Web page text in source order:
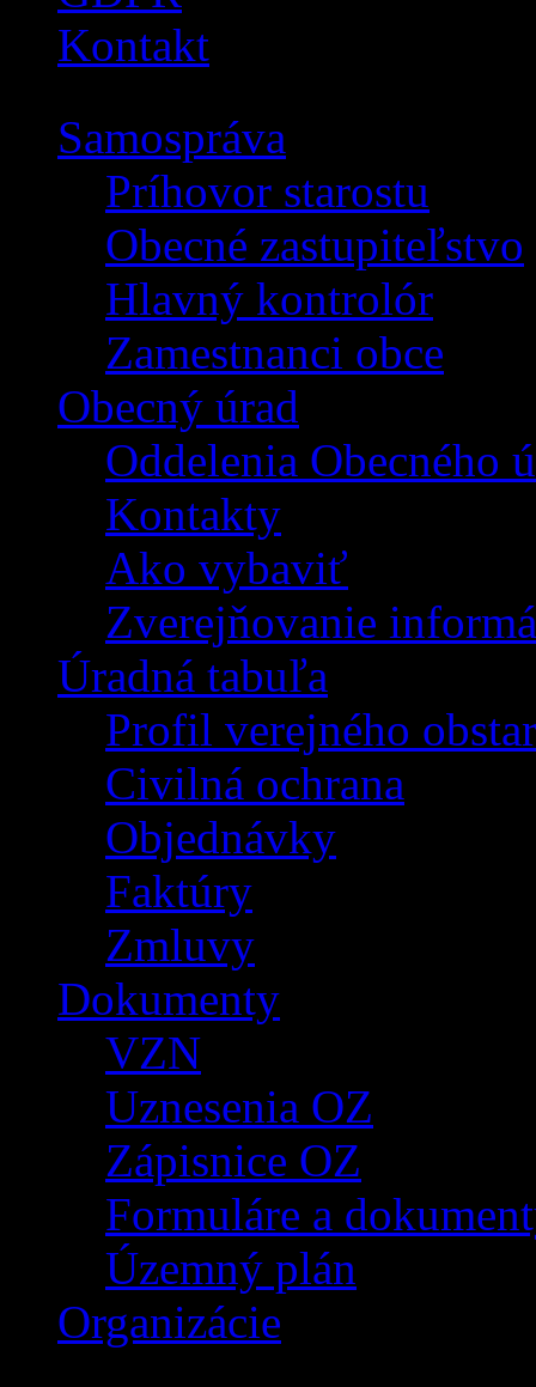
Kontakt
Samospráva
Príhovor starostu
Obecné zastupiteľstvo
Hlavný kontrolór
Zamestnanci obce
Obecný úrad
Oddelenia Obecného
Kontakty
Ako vybaviť
Zverejňovanie
Úradná tabuľa
Profil verejného
Civilná ochrana
Objednávky
Faktúry
Zmluvy
Dokumenty
VZN
Uznesenia OZ
Zápisnice OZ
Formuláre a
Územný plán
Organizácie